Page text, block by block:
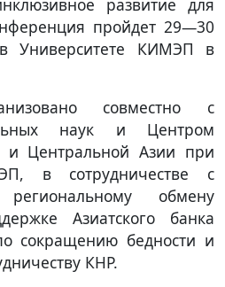
развитие для
пройдет 29—30
Университете КИМЭП в
совместно с
наук и Центром
и Центральной Азии при
в сотрудничестве с
обмену
Азиатского банка
сокращению бедности и
КНР.